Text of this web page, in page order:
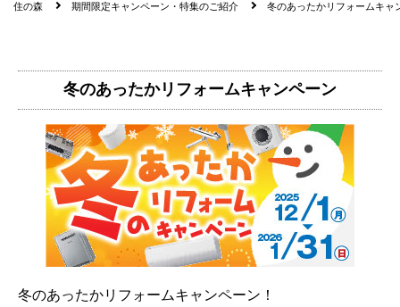
住の森 期間限定キャンペーン・特集のご紹介 冬のあったかリフォームキャ
冬のあったかリフォームキャンペーン
冬のあったかリフォームキャンペーン！